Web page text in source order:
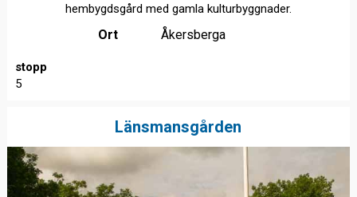
hembygdsgård med gamla kulturbyggnader.
Ort Åkersberga
stopp
5
Länsmansgården